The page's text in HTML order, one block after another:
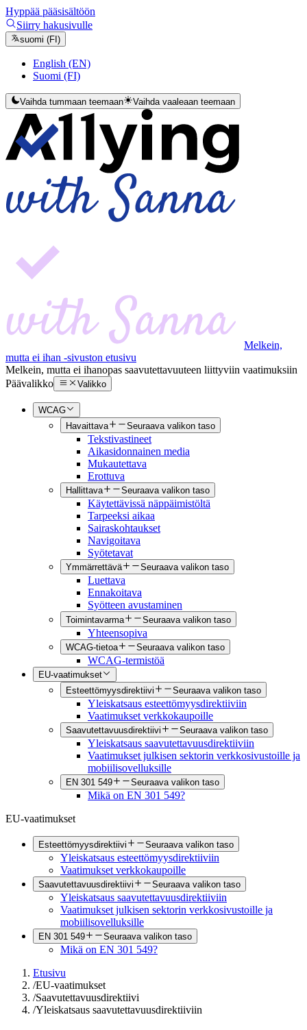
Hyppää pääsisältöön
Siirry hakusivulle
suomi (FI)
English (EN)
Suomi (FI)
Vaihda tummaan teemaan Vaihda vaaleaan teemaan
Melkein,
mutta ei ihan -sivuston etusivu
Melkein, mutta ei ihanopas saavutettavuuteen liittyviin vaatimuksiin
Päävalikko
Valikko
WCAG
Havaittava
Seuraava valikon taso
Tekstivastineet
Aikasidonnainen media
Mukautettava
Erottuva
Hallittava Seuraava valikon taso
Käytettävissä näppäimistöltä
Tarpeeksi aikaa
Sairaskohtaukset
Navigoitava
Syötetavat
Ymmärrettävä Seuraava valikon taso
Luettava
Ennakoitava
Syötteen avustaminen
Toimintavarma Seuraava valikon taso
Yhteensopiva
WCAG-tietoa Seuraava valikon taso
WCAG-termistöä
EU-vaatimukset
Esteettömyysdirektiivi
Seuraava valikon taso
Yleiskatsaus esteettömyysdirektiiviin
Vaatimukset verkkokaupoille
Saavutettavuusdirektiivi Seuraava valikon taso
Yleiskatsaus saavutettavuusdirektiiviin
Vaatimukset julkisen sektorin verkkosivustoille ja
mobiilisovelluksille
EN 301 549 Seuraava valikon taso
Mikä on EN 301 549?
EU-vaatimukset
Esteettömyysdirektiivi Seuraava valikon taso
Yleiskatsaus esteettömyysdirektiiviin
Vaatimukset verkkokaupoille
Saavutettavuusdirektiivi Seuraava valikon taso
Yleiskatsaus saavutettavuusdirektiiviin
Vaatimukset julkisen sektorin verkkosivustoille ja
mobiilisovelluksille
EN 301 549 Seuraava valikon taso
Mikä on EN 301 549?
Etusivu
/EU-vaatimukset
/Saavutettavuusdirektiivi
/Yleiskatsaus saavutettavuusdirektiiviin